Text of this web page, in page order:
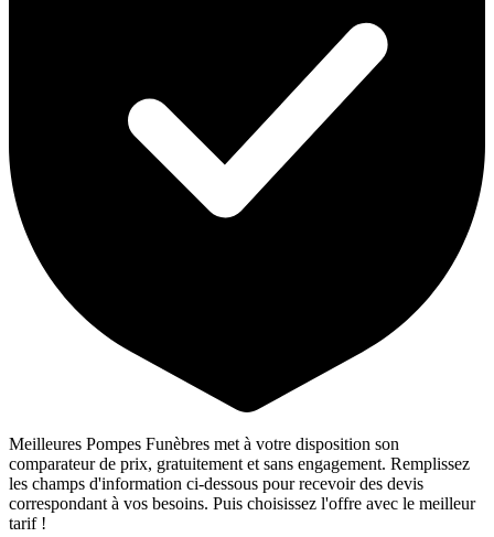
Meilleures Pompes Funèbres met à votre disposition son
comparateur de prix, gratuitement et sans engagement. Remplissez
les champs d'information ci-dessous pour recevoir des devis
correspondant à vos besoins. Puis choisissez l'offre avec le meilleur
tarif !